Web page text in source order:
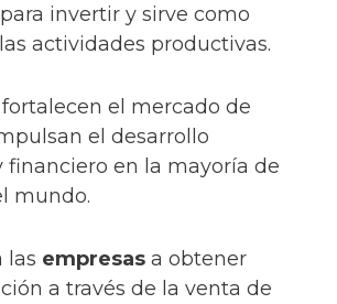
invertir y sirve como
actividades productivas.
el mercado de
el desarrollo
financiero en la mayoría de
mundo.
las empresas a obtener
a través de la venta de